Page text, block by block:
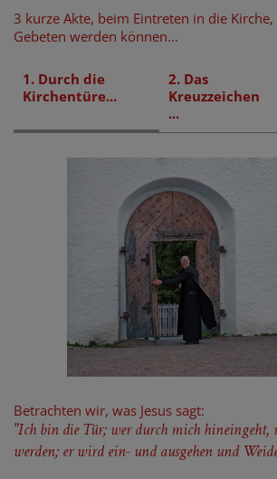
3 kurze Akte, beim Eintreten in die
Gebeten werden können...
1. Durch die
Kirchentüre...
2. Das
Kreuzzeichen
...
Betrachten wir, was Jesus sagt:
"Ich bin die Tür; wer durch mich hineingeht,
werden; er wird ein- und ausgehen und